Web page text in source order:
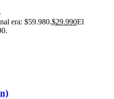
era: $59.980.$29.990El